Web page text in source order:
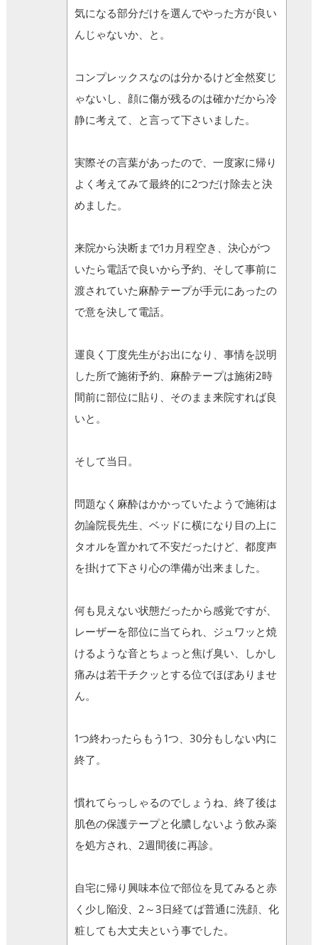
気になる部分だけを選んでやった方が良い
んじゃないか、と。
コンプレックスなのは分かるけど全然変じ
ゃないし、顔に傷が残るのは確かだから冷
静に考えて、と言って下さいました。
実際その言葉があったので、一度家に帰り
よく考えてみて最終的に2つだけ除去と決
めました。
来院から決断まで1カ月程空き、決心がつ
いたら電話で良いから予約、そして事前に
渡されていた麻酔テープが手元にあったの
で意を決して電話。
運良く丁度先生がお出になり、事情を説明
した所で施術予約、麻酔テープは施術2時
間前に部位に貼り、そのまま来院すれば良
いと。
そして当日。
問題なく麻酔はかかっていたようで施術は
勿論院長先生、ベッドに横になり目の上に
タオルを置かれて不安だったけど、都度声
を掛けて下さり心の準備が出来ました。
何も見えない状態だったから感覚ですが、
レーザーを部位に当てられ、ジュワッと焼
けるような音とちょっと焦げ臭い、しかし
痛みは若干チクッとする位でほぼありませ
ん。
1つ終わったらもう1つ、30分もしない内に
終了。
慣れてらっしゃるのでしょうね、終了後は
肌色の保護テープと化膿しないよう飲み薬
を処方され、2週間後に再診。
自宅に帰り興味本位で部位を見てみると赤
く少し陥没、2～3日経てば普通に洗顔、化
粧しても大丈夫という事でした。